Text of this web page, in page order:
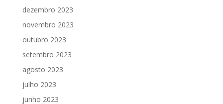
dezembro 2023
novembro 2023
outubro 2023
setembro 2023
agosto 2023
julho 2023
junho 2023